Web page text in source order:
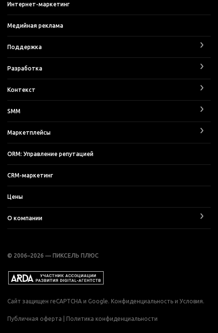
Интернет-маркетинг
Медийная реклама
Поддержка
Разработка
Контекст
SMM
Маркетплейсы
ORM: Управление репутацией
CRM-маркетинг
Цены
О компании
© 2006–2026 — ПИКСЕЛЬ ПЛЮС
Сайт защищен reCAPTCHA и Google. Конфиденциальность и Условия.
Публичная оферта Политика конфиденциальности